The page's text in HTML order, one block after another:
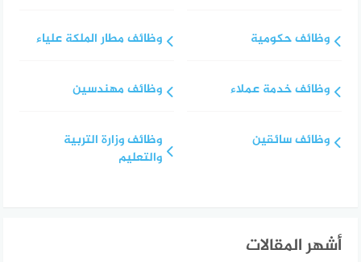
وظائف حكومية
وظائف خدمة عملاء
وظائف سائقين
وظائف مطار الملكة علياء
وظائف مهندسين
وظائف وزارة التربية
والتعليم
أشهر المقالات